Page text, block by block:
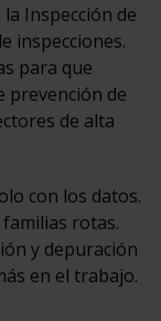
Inspección de
inspecciones.
para que
prevención de
de alta
con los datos.
rotas.
y depuración
en el trabajo.